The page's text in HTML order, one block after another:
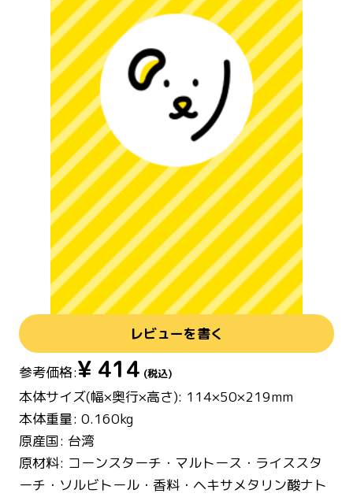
レビューを書く
参考価格:¥ 414 (税込)
本体サイズ(幅×奥行×高さ): 114×50×219mm
本体重量: 0.160kg
原産国: 台湾
原材料: コーンスターチ・マルトース・ライススタ
ーチ・ソルビトール・香料・ヘキサメタリン酸ナト